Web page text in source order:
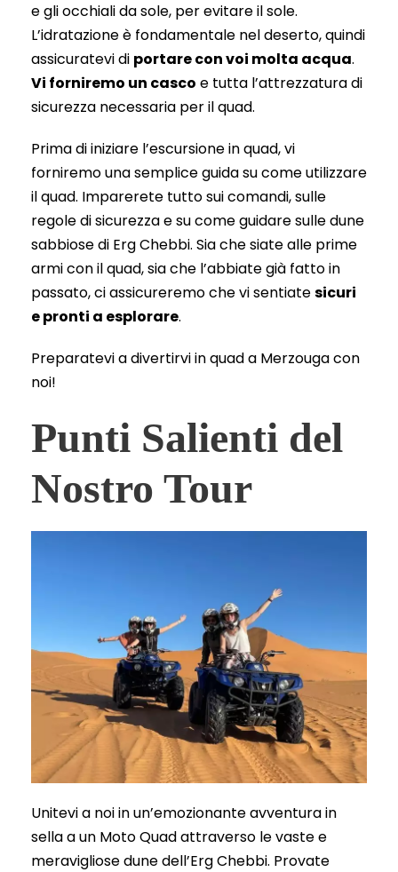
e gli occhiali da sole, per evitare il sole.
L’idratazione è fondamentale nel deserto, quindi
assicuratevi di portare con voi molta acqua.
Vi forniremo un casco e tutta l’attrezzatura di
sicurezza necessaria per il quad.
Prima di iniziare l’escursione in quad, vi
forniremo una semplice guida su come utilizzare
il quad. Imparerete tutto sui comandi, sulle
regole di sicurezza e su come guidare sulle dune
sabbiose di Erg Chebbi. Sia che siate alle prime
armi con il quad, sia che l’abbiate già fatto in
passato, ci assicureremo che vi sentiatesicuri
e pronti a esplorare.
Preparatevi a divertirvi in quad a Merzouga con
noi!
Punti Salienti del
Nostro Tour
Unitevi a noi in un’emozionante avventura in
sella a un Moto Quad attraverso le vaste e
meravigliose dune dell’Erg Chebbi. Provate